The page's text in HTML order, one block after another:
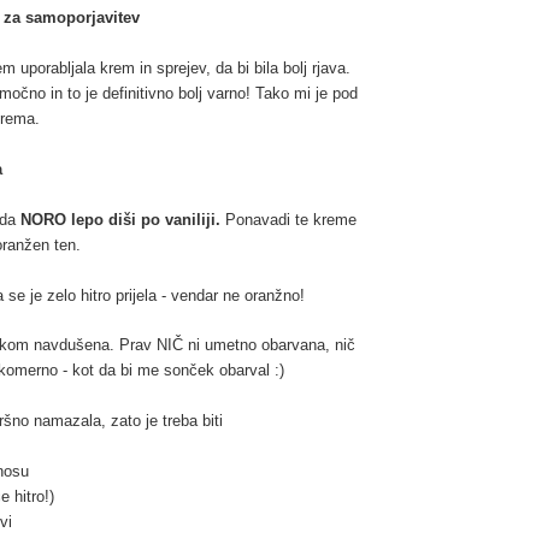
samoporjavitev
uporabljala krem in sprejev, da bi bila bolj rjava.
in to je definitivno bolj varno! Tako mi je pod
NORO lepo diši po vaniliji. Ponavadi te kreme
ten.
je zelo hitro prijela - vendar ne oranžno!
navdušena. Prav NIČ ni umetno obarvana, nič
- kot da bi me sonček obarval :)
namazala, zato je treba biti
hitro!)